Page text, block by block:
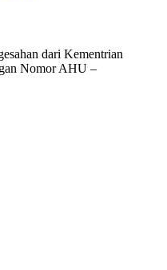
dari Kementrian
Nomor AHU –